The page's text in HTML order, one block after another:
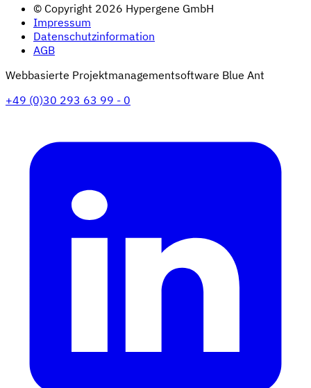
© Copyright 2026 Hypergene GmbH
Impressum
Datenschutzinformation
AGB
Webbasierte Projektmanagementsoftware Blue Ant
+49 (0)30 293 63 99 - 0